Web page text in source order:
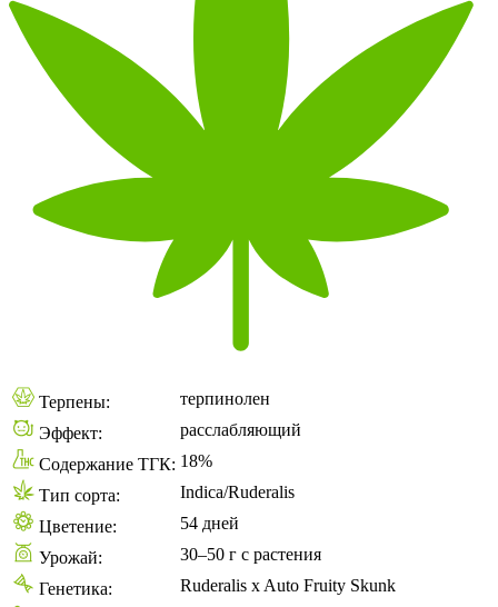
Терпены:
терпинолен
Эффект:
расслабляющий
Содержание ТГК: 18%
Тип сорта:
Indica/Ruderalis
Цветение:
54 дней
Урожай:
30–50 г с растения
Генетика:
Ruderalis x Auto Fruity Skunk